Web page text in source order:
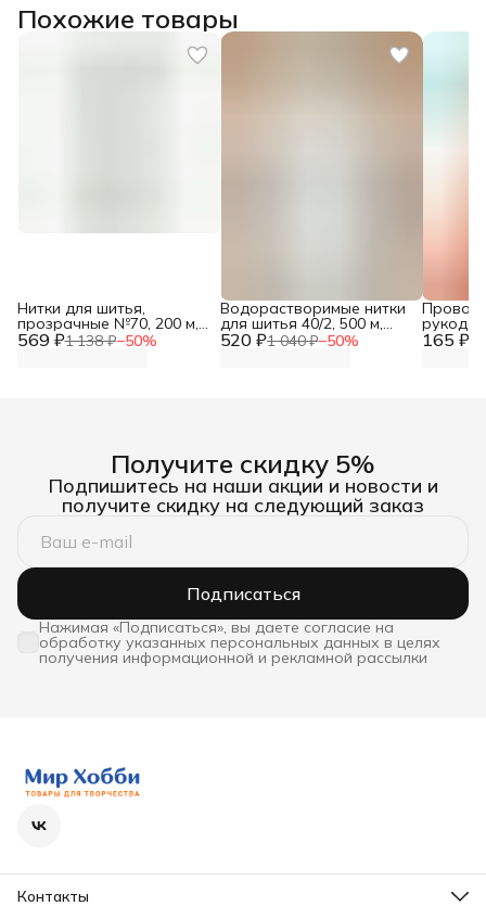
Похожие товары
569 ₽1 138 ₽−50%
Нитки для шитья,
прозрачные №70, 200 м,
Prym, 977620 520 ₽1 040 ₽−50%
Водорастворимые нитки
для шитья 40/2, 500 м,
20C, цвет белый, 165 ₽
Получите скидку 5%
Подпишитесь на наши акции и новости и
получите скидку на следующий заказ
Подписаться
Нажимая «Подписаться», вы даете согласие на
обработку указанных персональных данных в целях
получения информационной и рекламной рассылки
Контакты